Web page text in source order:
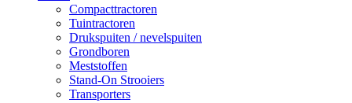
Compacttractoren
Tuintractoren
Drukspuiten / nevelspuiten
Grondboren
Meststoffen
Stand-On Strooiers
Transporters